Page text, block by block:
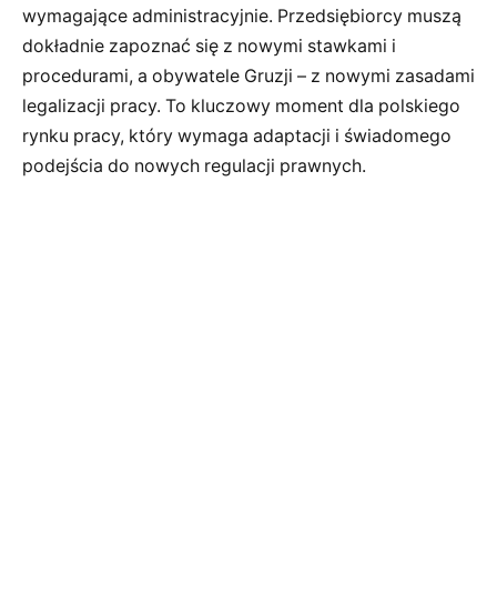
wymagające administracyjnie. Przedsiębiorcy muszą
dokładnie zapoznać się z nowymi stawkami i
procedurami, a obywatele Gruzji – z nowymi zasadami
legalizacji pracy. To kluczowy moment dla polskiego
rynku pracy, który wymaga adaptacji i świadomego
podejścia do nowych regulacji prawnych.